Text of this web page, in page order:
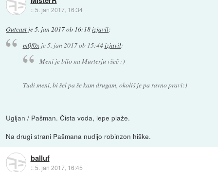
:: 5. jan 2017, 16:34
Outcast je5. jan 2017 ob 16:18izjavil:
m0f0xje5. jan 2017 ob 15:44izjavil:
Meni je bilo na Murterju všeč :)
Tudi meni, bi šel pa še kam drugam, okoliš je pa ravno pravi:)
Ugljan / Pašman. Čista voda, lepe plaže.
Na drugi strani Pašmana nudijo robinzon hiške.
balluf
::5. jan 2017, 16:45